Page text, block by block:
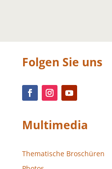
Folgen Sie uns
Multimedia
Thematische Broschüren